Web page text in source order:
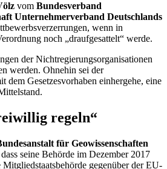
vom Bundesverband
Unternehmerverband Deutschlands
wenn in
noch „draufgesattelt“ werde.
der Nichtregierungsorganisationen
werden. Ohnehin sei der
dem Gesetzesvorhaben einhergehe, eine
regeln“
für Geowissenschaften
seine Behörde im Dezember 2017
Mitgliedstaatsbehörde gegenüber der EU-